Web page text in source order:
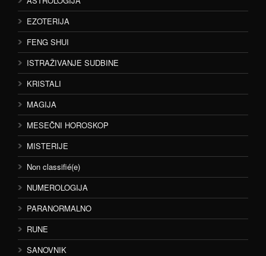
EZOTERIJA
FENG SHUI
ISTRAŽIVANJE SUDBINE
KRISTALI
MAGIJA
MESEČNI HOROSKOP
MISTERIJE
Non classifié(e)
NUMEROLOGIJA
PARANORMALNO
RUNE
SANOVNIK